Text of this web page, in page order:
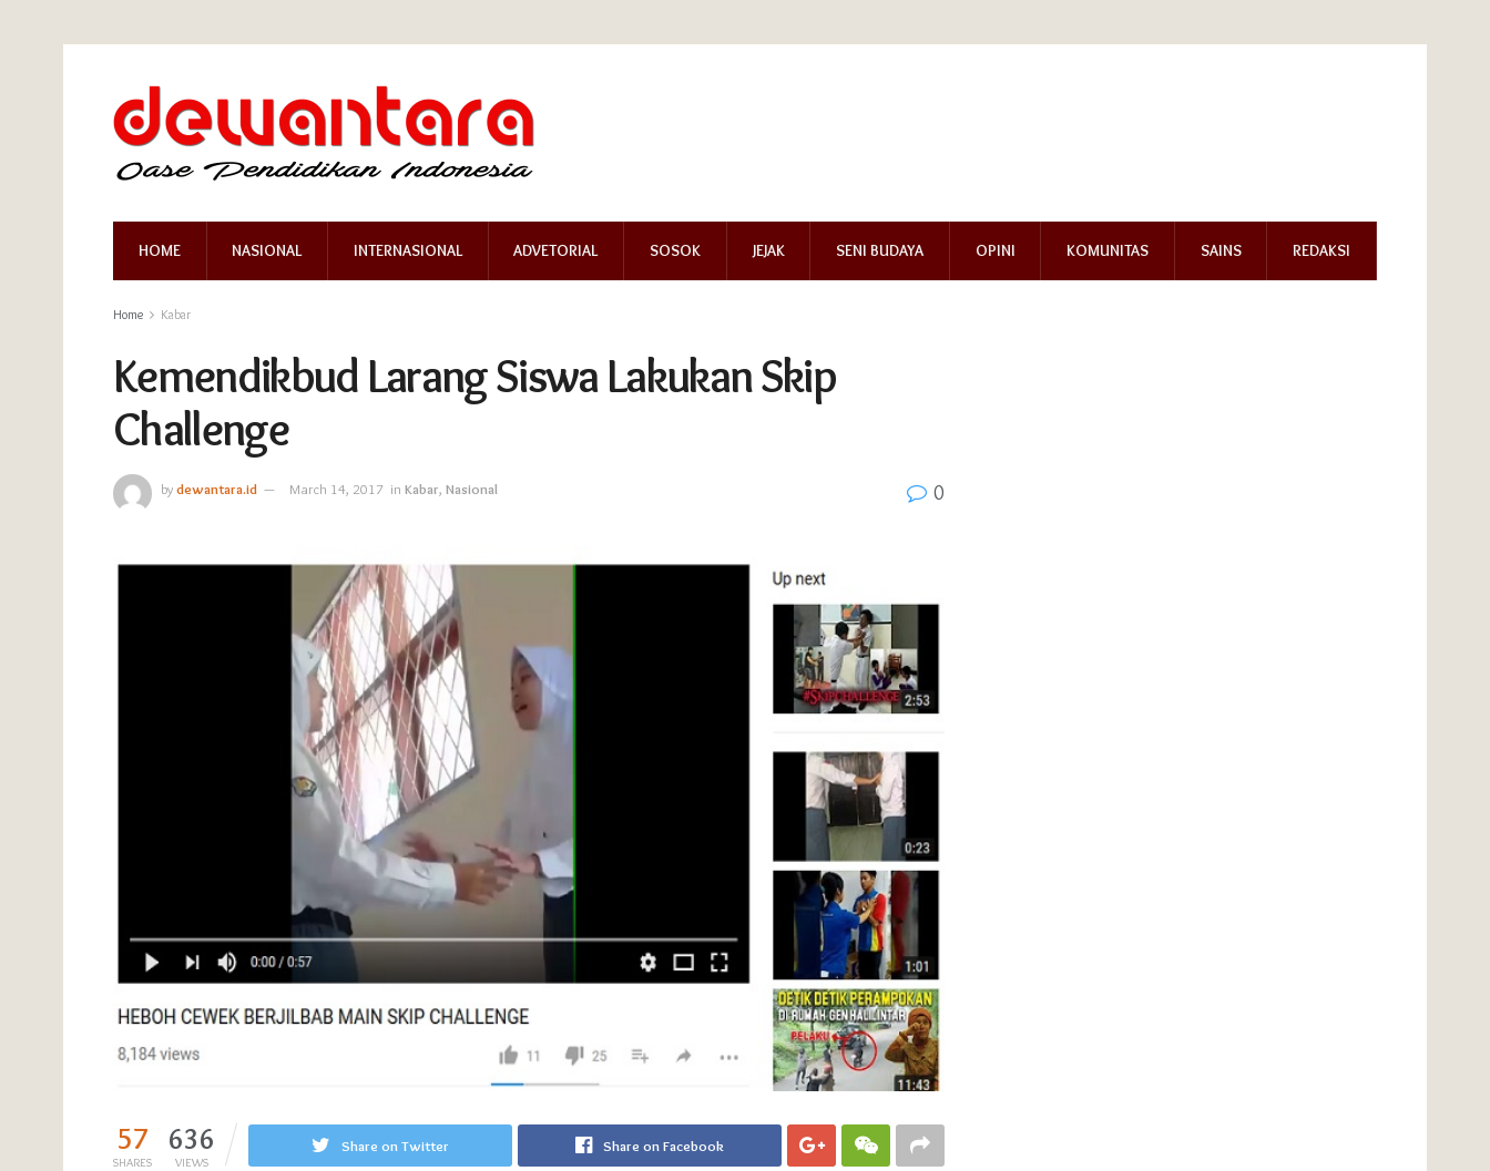
HOME NASIONAL INTERNASIONAL ADVETORIAL SOSOK JEJAK SENI BUDAYA OPINI KOMUNITAS SAINS REDAKSI
Home Kabar
Kemendikbud Larang Siswa Lakukan Skip
Challenge
bydewantara.id March 14, 2017 in Kabar, Nasional 0
57
SHARES
636
VIEWS
Share on Twitter Share on Facebook